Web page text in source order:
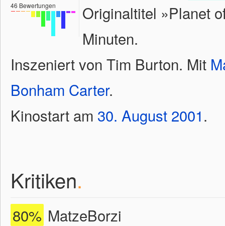
46 Bewertungen
Originaltitel »Planet
Minuten.
Inszeniert von Tim Burton. Mit
Bonham Carter.
Kinostart am 30. August 2001.
Kritiken.
80% MatzeBorzi